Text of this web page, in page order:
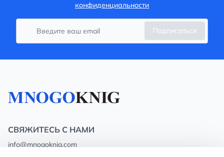
конфиденциальности
Подписаться
СВЯЖИТЕСЬ С НАМИ
info@mnogoknig.com